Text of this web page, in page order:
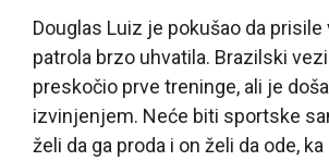
Douglas Luiz je pokušao da prisile
patrola brzo uhvatila. Brazilski
preskočio prve treninge, ali je
izvinjenjem. Neće biti sportske
želi da ga proda i on želi da ode,